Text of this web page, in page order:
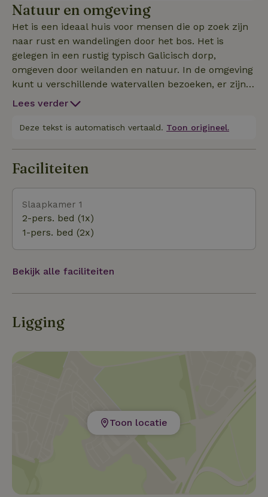
Natuur en omgeving
Het is een ideaal huis voor mensen die op zoek zijn
naar rust en wandelingen door het bos. Het is
gelegen in een rustig typisch Galicisch dorp,
omgeven door weilanden en natuur. In de omgeving
kunt u verschillende watervallen bezoeken, er zijn
rivierstrand en diverse wandelroutes in de bergen
van Rede Natura 2000. Vanuit de bergen kunt u de
boot nemen om het te bezoeken. Ook veel kleine
bereikbaar vanuit ons dorp...:
Lees verder
Deze tekst is automatisch vertaald. Toon origineel.
Faciliteiten
Slaapkamer 1
2-pers. bed (1x)
1-pers. bed (2x)
Bekijk alle faciliteiten
Ligging
Toon locatie